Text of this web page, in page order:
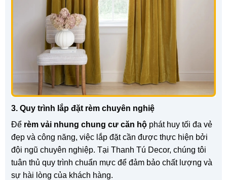
3. Quy trình lắp đặt rèm chuyên nghiệ
Để rèm vải nhung chung cư căn hộ phát huy tối đa vẻ
đẹp và công năng, việc lắp đặt cần được thực hiện bởi
đội ngũ chuyên nghiệp. Tại Thanh Tú Decor, chúng tôi
tuân thủ quy trình chuẩn mực để đảm bảo chất lượng và
sự hài lòng của khách hàng.